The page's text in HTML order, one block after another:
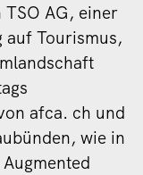
AG, einer
auf Tourismus,
afca. ch und
wie in